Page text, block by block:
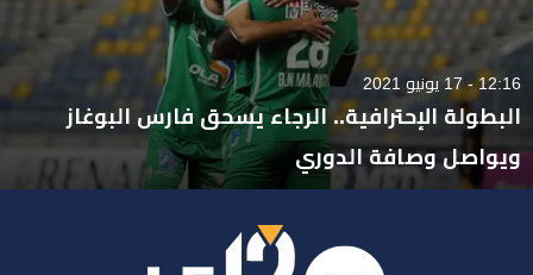
12:16 - 17 يونيو 2021
البطولة الإحترافية.. الرجاء يسحق فارس البوغاز
ويواصل وصافة الدوري